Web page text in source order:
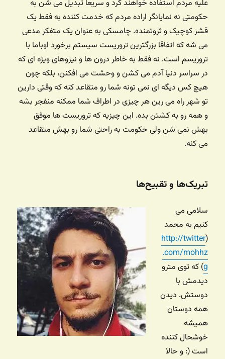
علیه مردم استفاده خواهند کرد و سریعا تبدیل می شن به
حکومتی نه نمایانگر اراده مردم که خدمت کننده به فقط یک
قشر کوچیک و ثروتمند». چامسکی به عنوان یک متفکر مدعی
می شه که اتفاقا بزرگترین تروریست سیستم برخورد اوباما با
تروریسم است. نه فقط به خاطر درون ها و نیروهای ویژه ای که
در سراسر دنیا آدم می کشن و وحشت می افکنن، بلکه چون
هیچ کس دیگه ای نمی تونه شما رو متقاعد کنه که وقتی دارین
تو شهر راه می رین هر چیزی در اطراف شما ممکنه منفجر بشه
و همه رو به کشتن بده. این چیزیه که تروریست ها موفق
بهش نمی شن ولی حکومت به راحتی شما رو بهش متقاعد
می کنه.
تبریک‌ها و تقبیح‌ها
سلامی می
کنیم به محمد
(
http://twitter
.com/mohhz
g) که توی مترو
دیدمش با
دوستش. دیدن
همه دوستان
همیشه
خوشحال کننده
است (: و حالا